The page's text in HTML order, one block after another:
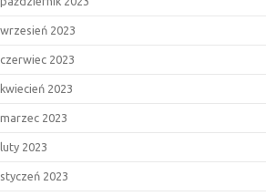
wrzesień 2023
czerwiec 2023
kwiecień 2023
marzec 2023
luty 2023
styczeń 2023